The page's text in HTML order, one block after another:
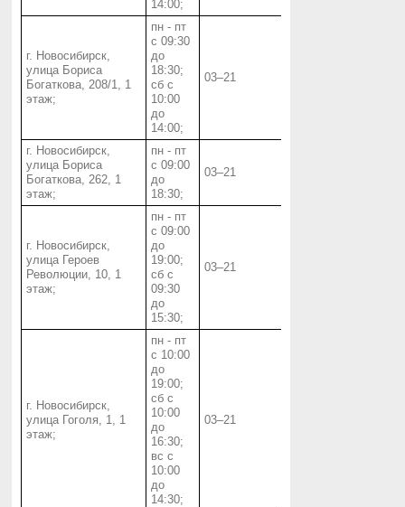
14:00;
г. Новосибирск,
улица Бориса
Богаткова, 208/1, 1
этаж;
пн - пт
с 09:30
до
18:30;
сб с
10:00
до
14:00;
03‒21
г. Новосибирск,
улица Бориса
Богаткова, 262, 1
этаж;
пн - пт
с 09:00
до
18:30;
03‒21
г. Новосибирск,
улица Героев
Революции, 10, 1
этаж;
пн - пт
с 09:00
до
19:00;
сб с
09:30
до
15:30;
03‒21
г. Новосибирск,
улица Гоголя, 1, 1
этаж;
пн - пт
с 10:00
до
19:00;
сб с
10:00
до
16:30;
вс с
10:00
до
14:30;
03‒21